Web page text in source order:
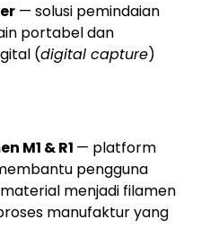
— solusi pemindaian
portabel dan
(digital capture)
M1 & R1 — platform
pengguna
menjadi filamen
manufaktur yang